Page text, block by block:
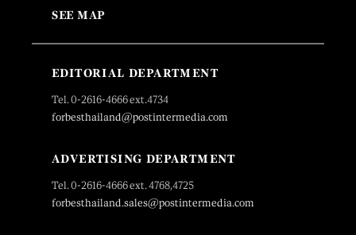
SEE MAP
EDITORIAL DEPARTMENT
Tel. 0-2616-4666 ext.4734
forbesthailand@postintermedia.com
ADVERTISING DEPARTMENT
Tel. 0-2616-4666 ext. 4768,4725
forbesthailand.sales@postintermedia.com